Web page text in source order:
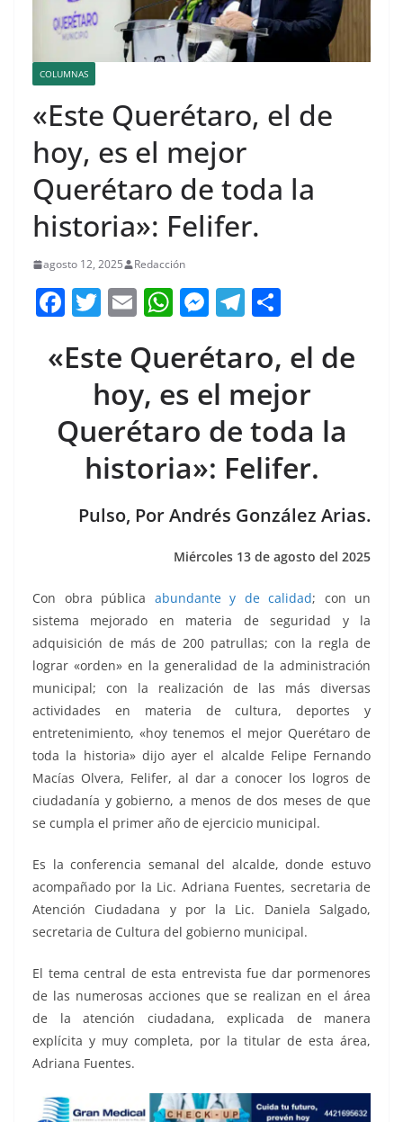
COLUMNAS
«Este Querétaro, el de
hoy, es el mejor
Querétaro de toda la
historia»: Felifer.
agosto 12, 2025 Redacción
F
c
b
o
k
T
itt
er
E
ai
l
W
at
s
A
p
p
M
ss
e
n
g
er
T
e
gr
a
m
m
p
ar
tir
«Este Querétaro, el de
hoy, es el mejor
Querétaro de toda la
historia»: Felifer.
Pulso, Por Andrés González Arias.
Miércoles 13 de agosto del 2025
Con obra pública abundante y de calidad; con un
sistema mejorado en materia de seguridad y la
adquisición de más de 200 patrullas; con la regla de
lograr «orden» en la generalidad de la administración
municipal; con la realización de las más diversas
actividades en materia de cultura, deportes y
entretenimiento, «hoy tenemos el mejor Querétaro de
toda la historia» dijo ayer el alcalde Felipe Fernando
Macías Olvera, Felifer, al dar a conocer los logros de
ciudadanía y gobierno, a menos de dos meses de que
se cumpla el primer año de ejercicio municipal.
Es la conferencia semanal del alcalde, donde estuvo
acompañado por la Lic. Adriana Fuentes, secretaria de
Atención Ciudadana y por la Lic. Daniela Salgado,
secretaria de Cultura del gobierno municipal.
El tema central de esta entrevista fue dar pormenores
de las numerosas acciones que se realizan en el área
de la atención ciudadana, explicada de manera
explícita y muy completa, por la titular de esta área,
Adriana Fuentes.